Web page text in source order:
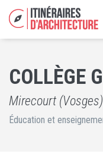
COLLÈGE
Mirecourt (Vosges)
Éducation et